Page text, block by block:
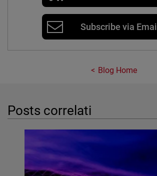
Subscribe via Email
Blog Home
Posts correlati